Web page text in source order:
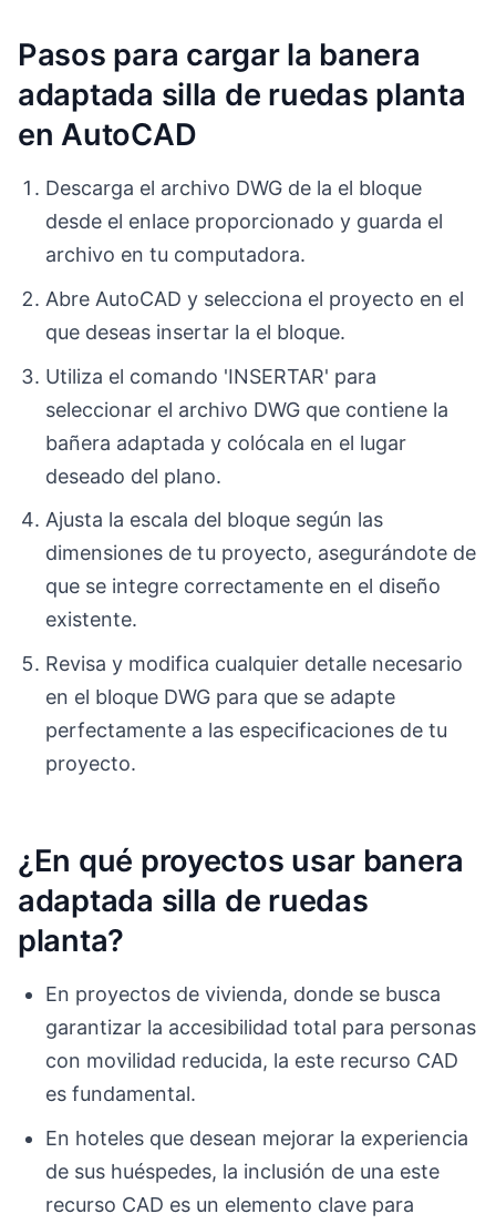
Pasos para cargar la banera
adaptada silla de ruedas planta
en AutoCAD
Descarga el archivo DWG de la el bloque
desde el enlace proporcionado y guarda el
archivo en tu computadora.
Abre AutoCAD y selecciona el proyecto en el
que deseas insertar la el bloque.
Utiliza el comando 'INSERTAR' para
seleccionar el archivo DWG que contiene la
bañera adaptada y colócala en el lugar
deseado del plano.
Ajusta la escala del bloque según las
dimensiones de tu proyecto, asegurándote de
que se integre correctamente en el diseño
existente.
Revisa y modifica cualquier detalle necesario
en el bloque DWG para que se adapte
perfectamente a las especificaciones de tu
proyecto.
¿En qué proyectos usar banera
adaptada silla de ruedas
planta?
En proyectos de vivienda, donde se busca
garantizar la accesibilidad total para personas
con movilidad reducida, la este recurso CAD
es fundamental.
En hoteles que desean mejorar la experiencia
de sus huéspedes, la inclusión de una este
recurso CAD es un elemento clave para